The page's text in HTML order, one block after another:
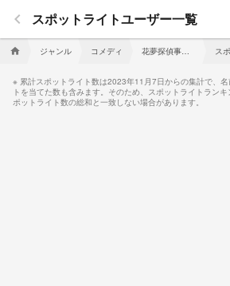
keyboard_arrow_left スポットライトユーザー一覧
home ジャンル コメディ
累計スポットライト数は2023年11月7日からの集計で、
トを当てた数も含みます。そのため、スポットライトラン
ポットライト数の総和と一致しない場合があります。